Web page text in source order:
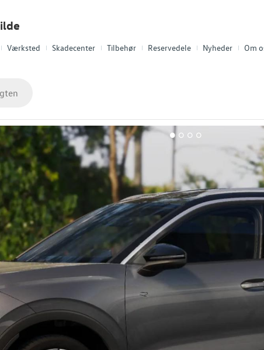
Værksted Skadecenter Tilbehør Reservedele Nyheder Om